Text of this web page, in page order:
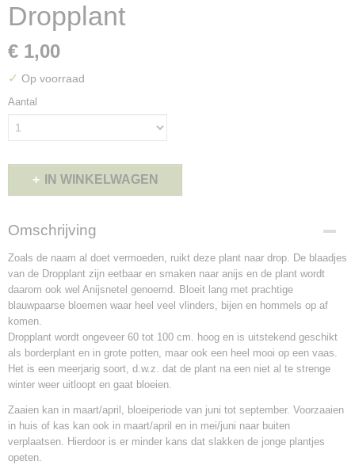
Dropplant
€ 1,00
✓ Op voorraad
Aantal
IN WINKELWAGEN
Omschrijving
Zoals de naam al doet vermoeden, ruikt deze plant naar drop. De blaadjes
van de Dropplant zijn eetbaar en smaken naar anijs en de plant wordt
daarom ook wel Anijsnetel genoemd. Bloeit lang met prachtige
blauwpaarse bloemen waar heel veel vlinders, bijen en hommels op af
komen.
Dropplant wordt ongeveer 60 tot 100 cm. hoog en is uitstekend geschikt
als borderplant en in grote potten, maar ook een heel mooi op een vaas.
Het is een meerjarig soort, d.w.z. dat de plant na een niet al te strenge
winter weer uitloopt en gaat bloeien.
Zaaien kan in maart/april, bloeiperiode van juni tot september. Voorzaaien
in huis of kas kan ook in maart/april en in mei/juni naar buiten
verplaatsen. Hierdoor is er minder kans dat slakken de jonge plantjes
opeten.